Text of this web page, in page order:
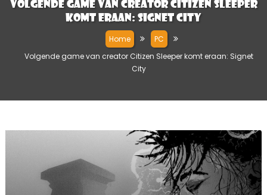
Volgende game van creator Citizen Sleeper
komt eraan: Signet City
Home
PC
Volgende game van creator Citizen Sleeper komt eraan: Signet
City